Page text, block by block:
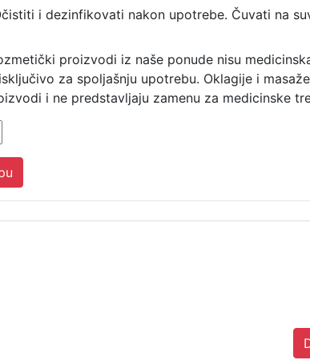
i dezinfikovati nakon upotrebe. Čuvati na
proizvodi iz naše ponude nisu
za spoljašnju upotrebu. Oklagije i
i ne predstavljaju zamenu za medicinske